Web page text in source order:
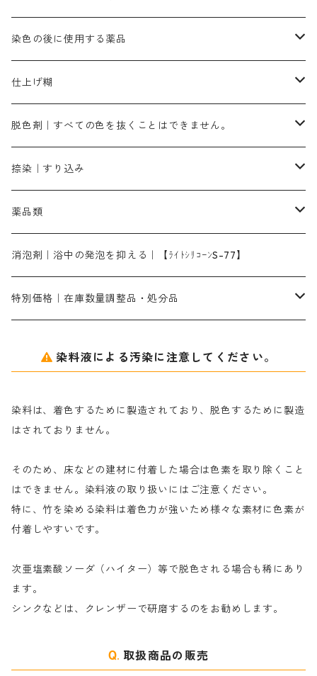
染料一覧ー100g入り
染料一覧ー500g入り
1kg
ピンクMB｜ピンク色
ローズMB｜鮮やかなピンク色）
スカイブルーMG｜緑みの空色
ターキスブルーHNG｜緑みの空色
グリーンMB｜緑色
ダークブロンMFB｜こげ茶色
ブロンHNR｜こげ茶色
黒色系
ブラックMK（赤みの黒色）
ブラックMG（青みの黒色）
白色系（定番の色合い）
ネオホワイトR
霧島産・晩秋茶｜黄金色（赤みの黄色）｜準備中
ローダミンB｜赤紫色｜マゼンダ色
摺込み刷毛（スリコミハケ）ー冬毛（柔らかいタイプ）
片羽刷毛
ローケツ用筆｜1本～販売
ローケツ用筆ー10%off｜20本セットお取り寄せ品
洋型紙（9番手｜中薄口、10番手｜中厚口）
有償サンプル品｜約20cm×27cm
洋型紙9番手｜中薄口｜約54cm×110cm
張木｜入荷待ち
伸子
型洗いブラシ
糊落とし剤｜ソルベンCA
濃染処理剤｜ソルバックスPS－900
染料の吸収促進剤
酢酸｜絹・羊毛・ナイロンに使用する
芒硝｜綿・麻の染色に使用する。
染料のムラ染め抑制剤（均染剤）
アゾリン200％｜綿・麻・絹・羊毛・ナイロンの染色
レオニールEHC｜反応染料用
染料の浸透剤
ソルバライトS-70｜各種繊維の浸し染めに使用可能
染料の定着向上剤
ライトフィックスAコンク｜綿・麻もしくは直接染料で染めた素材
シルクフィックス３A｜絹の染料定着向上剤
アルカリ剤｜反応染料用
ソーダ灰
染料溶解剤
セレナゾールPDN｜各種染料の染料溶解剤
染色の後に使用する薬品
ソーピング剤｜未定着の染料を除去すること
ネオポールB－300｜反応染料のソーピング剤
仕上げ剤｜柔軟・平滑剤
白場汚染防止剤
仕上げ糊
カルボキシメチルセルロース（CMC）
海藻系
たんぱく質系
化学糊（PVA）
防腐剤｜アルカリ性
脱色剤｜すべての色を抜くことはできません。
脱色剤
全体脱色｜ハイドロサルファイトコンク
部分脱色｜デグロリンSコンク
脱色助剤｜浸透・複色抑制剤
メイプロガムNP｜にじみ防止剤
アミラヂンD｜浸透・複色抑制剤
捺染｜すり込み
染料溶解剤｜染料の均一な浸透・吸着を補助する
捺染糊
メイプロガムNP（綿・麻・絹用｜直接・酸性・含金染料用）
白場汚染防止剤｜ソーピング剤｜水洗する際の再汚染防止剤
薬品類
ア行
カ行
ナ行
ハ行
マ行
消泡剤｜浴中の発泡を抑える｜【ﾗｲﾄｼﾘｺｰﾝS-77】
特別価格｜在庫数量調整品・処分品
粉末顔料
綿・麻を染める染料
絹・羊毛を染める染料
染料液による汚染に注意してください。
染料は、着色するために製造されており、脱色するために製造
はされておりません。
そのため、床などの建材に付着した場合は色素を取り除くこと
はできません。染料液の取り扱いにはご注意ください。
特に、竹を染める染料は着色力が強いため様々な素材に色素が
付着しやすいです。
次亜塩素酸ソーダ（ハイター）等で脱色される場合も稀にあり
ます。
シンクなどは、クレンザーで研磨するのをお勧めします。
取扱商品の販売